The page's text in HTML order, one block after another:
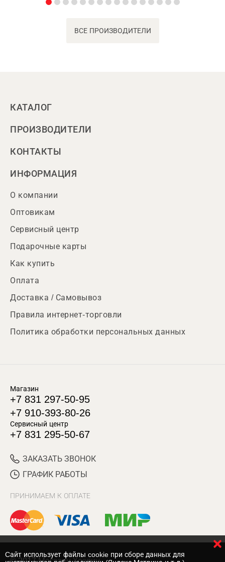
ВСЕ ПРОИЗВОДИТЕЛИ
КАТАЛОГ
ПРОИЗВОДИТЕЛИ
КОНТАКТЫ
ИНФОРМАЦИЯ
О компании
Оптовикам
Сервисный центр
Подарочные карты
Как купить
Оплата
Доставка / Самовывоз
Правила интернет-торговли
Политика обработки персональных данных
Магазин
+7 831 297-50-95
+7 910-393-80-26
Сервисный центр
+7 831 295-50-67
ЗАКАЗАТЬ ЗВОНОК
ГРАФИК РАБОТЫ
ПРИНИМАЕМ К ОПЛАТЕ
Cайт использует файлы cookie при сборе данных для